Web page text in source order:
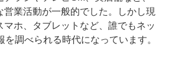
営業活動が一般的でした。しかし現
マホ、タブレットなど、誰でもネッ
を調べられる時代になっています。